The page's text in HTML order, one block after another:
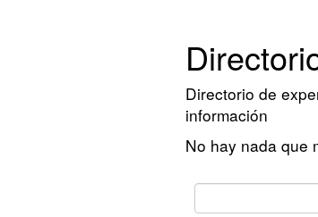
Directorio de
información
No hay nada que